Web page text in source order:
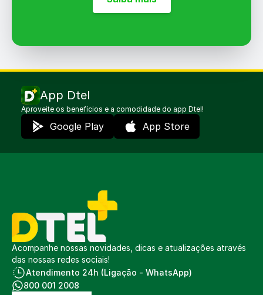
App Dtel
Aproveite os benefícios e a comodidade do app Dtel!
Google Play App Store
Acompanhe nossas novidades, dicas e atualizações através
das nossas redes sociais!
Atendimento 24h (Ligação - WhatsApp)
800 001 2008